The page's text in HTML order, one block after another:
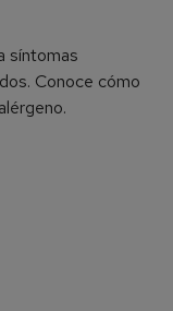
síntomas
Conoce cómo